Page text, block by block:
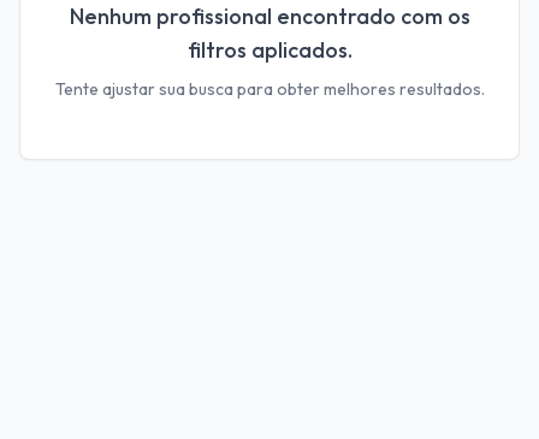
Nenhum profissional encontrado com os
filtros aplicados.
Tente ajustar sua busca para obter melhores resultados.